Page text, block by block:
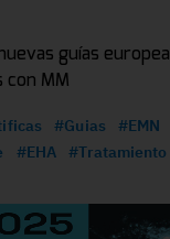
guías
con MM
#Guias
#EMN
#EHA #Tratamiento